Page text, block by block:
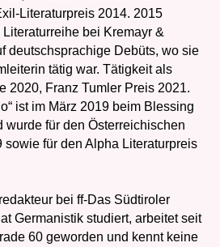
Literaturpreis 2014. 2015
bei Kremayr &
deutschsprachige Debüts, wo sie
tätig war. Tätigkeit als
2020, Franz Tumler Preis 2021.
ist im März 2019 beim Blessing
wurde für den Österreichischen
sowie für den Alpha Literaturpreis
bei ff-Das Südtiroler
Germanistik studiert, arbeitet seit
60 geworden und kennt keine